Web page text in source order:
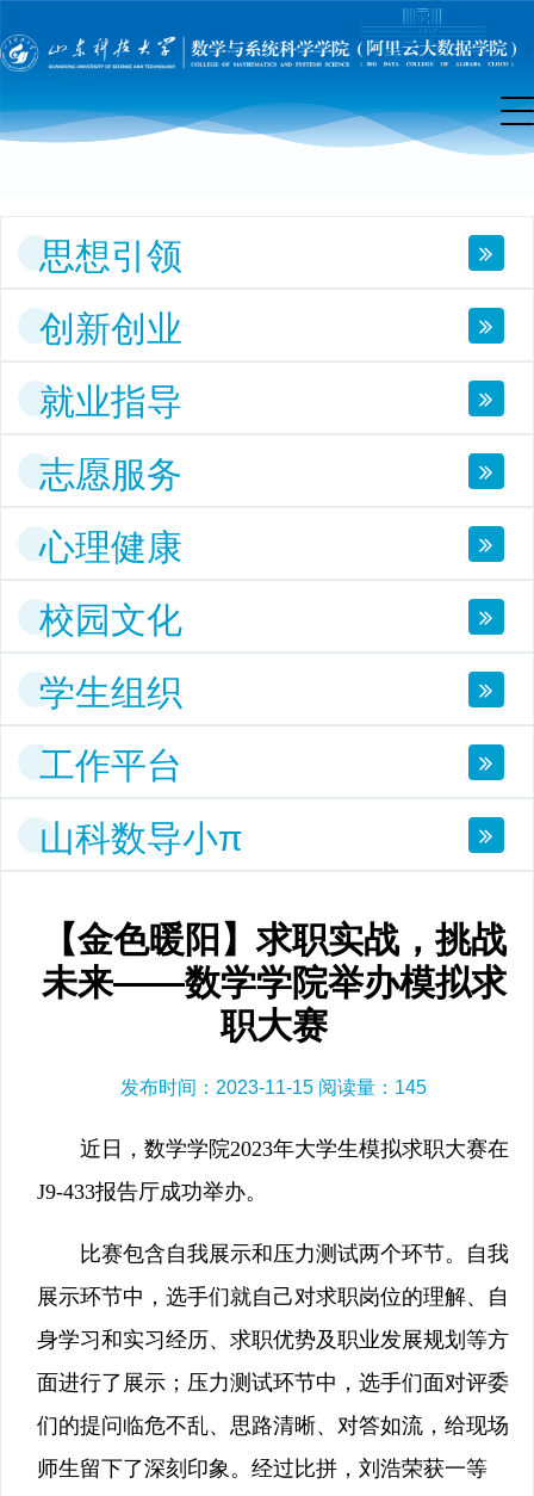
团
作
思想引领
创新创业
就业指导
志愿服务
心理健康
校园文化
学生组织
工作平台
山科数导小π
【金色暖阳】求职实战，挑战
未来——数学学院举办模拟求
职大赛
发布时间：2023-11-15 阅读量： 145
近日，数学学院2023年大学生模拟求职大赛在
J9-433报告厅成功举办。
比赛包含自我展示和压力测试两个环节。自我
展示环节中，选手们就自己对求职岗位的理解、自
身学习和实习经历、求职优势及职业发展规划等方
面进行了展示；压力测试环节中，选手们面对评委
们的提问临危不乱、思路清晰、对答如流，给现场
师生留下了深刻印象。经过比拼，刘浩荣获一等